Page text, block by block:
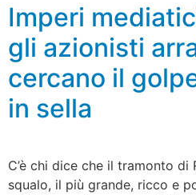
Imperi
gli azionisti
cercano il
in sella
C’è chi dice che il tramonto di
squalo, il più grande, ricco e